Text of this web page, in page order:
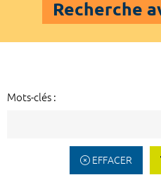
Recherche
Mots-clés :
EFFACER